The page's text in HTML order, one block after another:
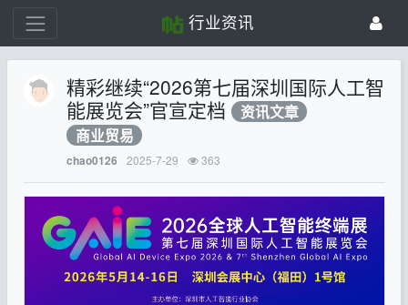
行业资讯
精彩继续“2026第七届深圳国际人工智
能展览会”官宣定档 资讯文章
商业贸易
chao0126 2025-7-29 363